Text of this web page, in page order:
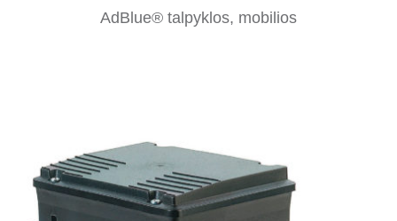
AdBlue® talpyklos, mobilios